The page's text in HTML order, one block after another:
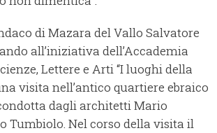
di Mazara del Vallo Salvatore
all’iniziativa dell’Accademia
Lettere e Arti “I luoghi della
visita nell’antico quartiere ebraico
dagli architetti Mario
Tumbiolo. Nel corso della visita il